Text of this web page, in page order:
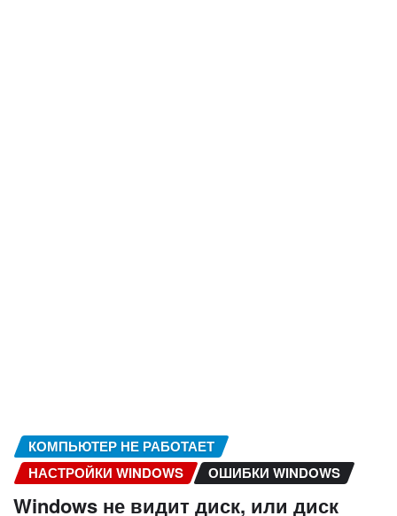
КОМПЬЮТЕР НЕ РАБОТАЕТ
НАСТРОЙКИ WINDOWS
ОШИБКИ WINDOWS
Windows не видит диск, или диск